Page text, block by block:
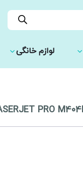
لوازم خانگی